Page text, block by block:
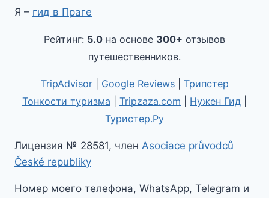
Я – гид в Праге
Рейтинг: 5.0 на основе 300+ отзывов
путешественников.
TripAdvisor| Google Reviews| Трипстер
Тонкости туризма
Tripzaza.com Нужен Гид
Туристер.Ру
Лицензия № 28581, член Asociace průvodců
České republiky
Номер моего телефона, WhatsApp, Telegram и